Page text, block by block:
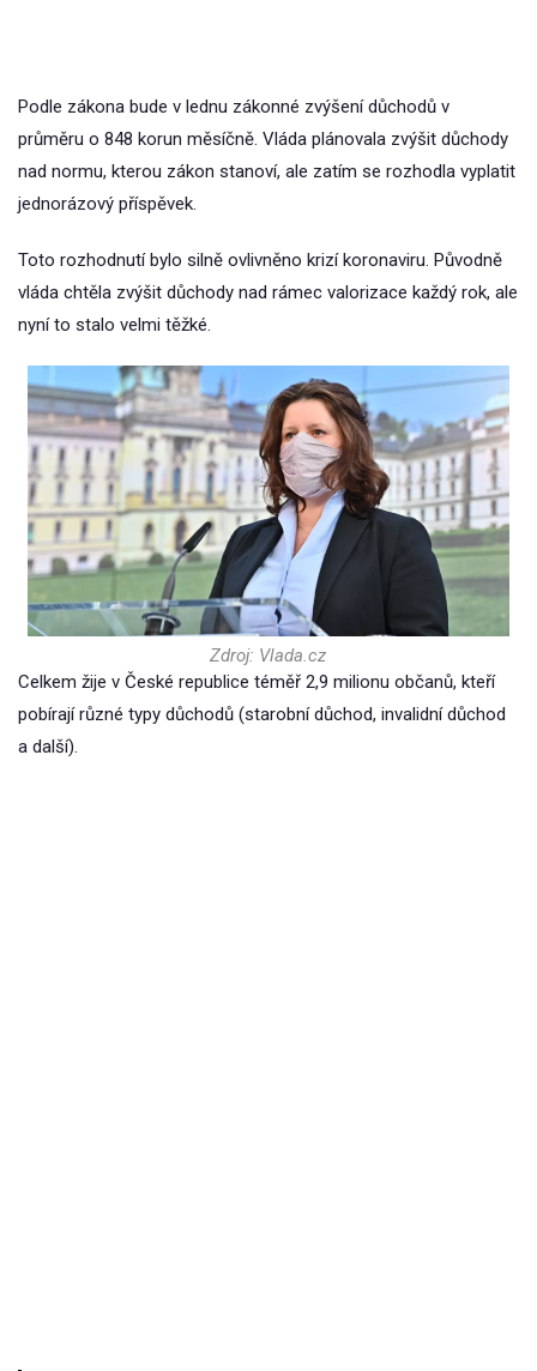
Podle zákona bude v lednu zákonné zvýšení důchodů v
průměru o 848 korun měsíčně. Vláda plánovala zvýšit důchody
nad normu, kterou zákon stanoví, ale zatím se rozhodla vyplatit
jednorázový příspěvek.
Toto rozhodnutí bylo silně ovlivněno krizí koronaviru. Původně
vláda chtěla zvýšit důchody nad rámec valorizace každý rok, ale
nyní to stalo velmi těžké.
Zdroj: Vlada.cz
Celkem žije v České republice téměř 2,9 milionu občanů, kteří
pobírají různé typy důchodů (starobní důchod, invalidní důchod
a další).